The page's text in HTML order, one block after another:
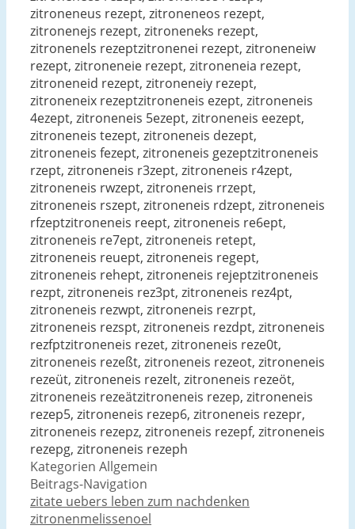
zitroneneus rezept, zitroneneos rezept,
zitronenejs rezept, zitroneneks rezept,
zitronenels rezeptzitronenei rezept, zitroneneiw
rezept, zitroneneie rezept, zitroneneia rezept,
zitroneneid rezept, zitroneneiy rezept,
zitroneneix rezeptzitroneneis ezept, zitroneneis
4ezept, zitroneneis 5ezept, zitroneneis eezept,
zitroneneis tezept, zitroneneis dezept,
zitroneneis fezept, zitroneneis gezeptzitroneneis
rzept, zitroneneis r3zept, zitroneneis r4zept,
zitroneneis rwzept, zitroneneis rrzept,
zitroneneis rszept, zitroneneis rdzept, zitroneneis
rfzeptzitroneneis reept, zitroneneis re6ept,
zitroneneis re7ept, zitroneneis retept,
zitroneneis reuept, zitroneneis regept,
zitroneneis rehept, zitroneneis rejeptzitroneneis
rezpt, zitroneneis rez3pt, zitroneneis rez4pt,
zitroneneis rezwpt, zitroneneis rezrpt,
zitroneneis rezspt, zitroneneis rezdpt, zitroneneis
rezfptzitroneneis rezet, zitroneneis reze0t,
zitroneneis rezeßt, zitroneneis rezeot, zitroneneis
rezeüt, zitroneneis rezelt, zitroneneis rezeöt,
zitroneneis rezeätzitroneneis rezep, zitroneneis
rezep5, zitroneneis rezep6, zitroneneis rezepr,
zitroneneis rezepz, zitroneneis rezepf, zitroneneis
rezepg, zitroneneis rezeph
Kategorien Allgemein
Beitrags-Navigation
zitate uebers leben zum nachdenken
zitronenmelissenoel